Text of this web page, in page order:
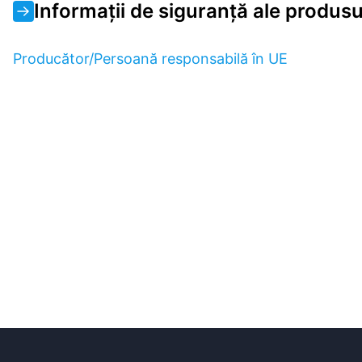
Informații de siguranță ale
Producător/Persoană responsabilă în UE